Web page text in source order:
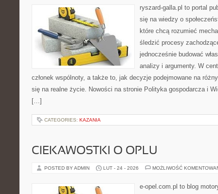
ryszard-galla.pl to portal
się na wiedzy o
które chcą rozumieć
śledzić procesy
jednocześnie budować
analizy i argumenty. W
członek wspólnoty, a także to, jak decyzje podejmowane na
się na realne życie. Nowości na stronie Polityka gospodarcza i
[…]
CATEGORIES: KAZANIA
CIEKAWOSTKI O OPLU
POSTED BY ADMIN LUT - 24 - 2026 MOŻLIWOŚĆ
e-opel.com.pl to blog